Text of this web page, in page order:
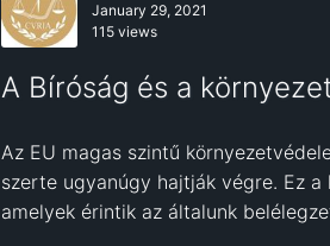
January 29, 2021
115 views
A Bíróság és a
Az EU magas szintű
szerte ugyanúgy hajtják végre. Ez
amelyek érintik az általunk